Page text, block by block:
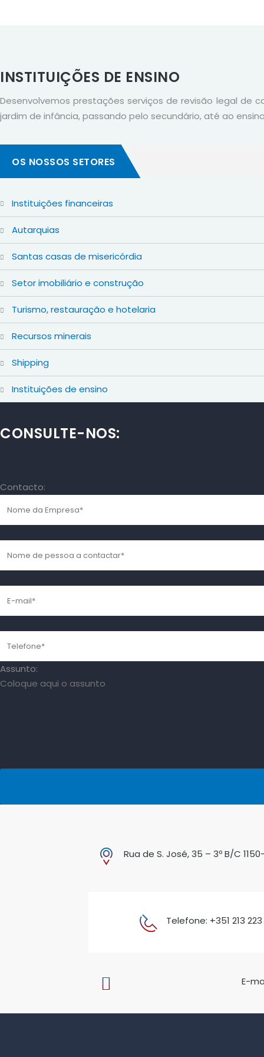
INSTITUIÇÕES DE ENSINO
Desenvolvemos prestações serviços de revisão legal de
jardim de infância, passando pelo secundário, até ao
OS NOSSOS SETORES
instituições financeiras
autarquias
santas casas de misericórdia
setor imobiliário e construção
turismo, restauração e hotelaria
recursos minerais
shipping
instituições de ensino
CONSULTE-NOS:
Contacto:
Assunto:
Rua de S. José, 35 – 3º B/C
Telefone: +351 213
E-